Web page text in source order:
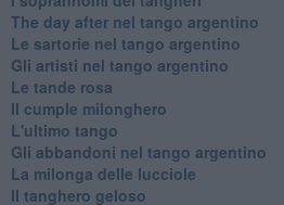
The day after nel tango argentino
Le sartorie nel tango argentino
Gli artisti nel tango argentino
Le tande rosa
Il cumple milonghero
L'ultimo tango
Gli abbandoni nel tango argentino
La milonga delle lucciole
Il tanghero geloso